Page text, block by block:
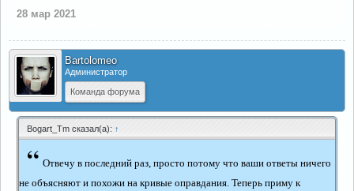
28 мар 2021
Bartolomeo
Администратор
Команда форума
Bogart_Tm сказал(а): ↑
“ Отвечу в последний раз, просто потому что ваши ответы ничего
не объясняют и похожи на кривые оправдания. Теперь приму к